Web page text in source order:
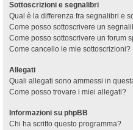
Sottoscrizioni e segnalibri
Qual è la differenza fra segnalibri e
Come posso sottoscrivere un
Come posso sottoscrivere un forum
Come cancello le mie sottoscrizioni?
Allegati
Quali allegati sono ammessi in
Come posso trovare i miei allegati?
Informazioni su phpBB
Chi ha scritto questo programma?